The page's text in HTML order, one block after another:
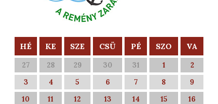
HÉ KE SZE CSÜ PÉ SZO VA
27 28 29 30 31 1
2
3
4 5 6 7 8
9
10
11 12 13 14 15
16